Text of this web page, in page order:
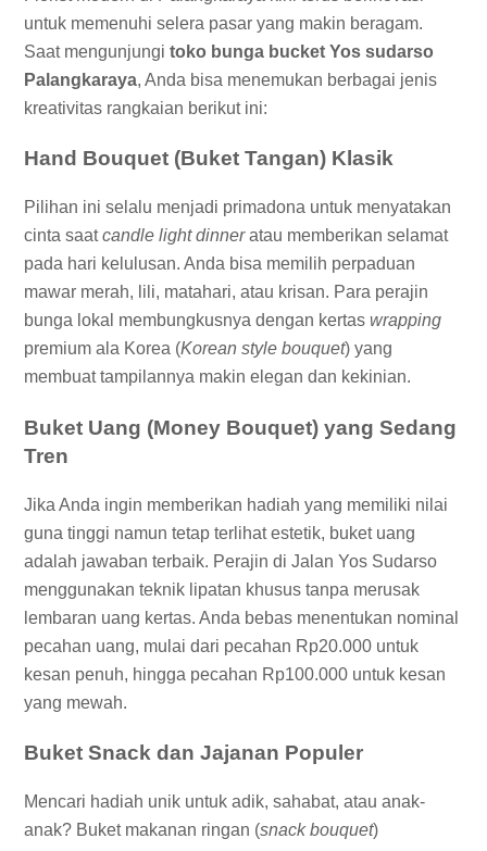
untuk memenuhi selera pasar yang makin beragam.
Saat mengunjungitoko bunga bucket Yos sudarso
Palangkaraya, Anda bisa menemukan berbagai jenis
kreativitas rangkaian berikut ini:
Hand Bouquet (Buket Tangan) Klasik
Pilihan ini selalu menjadi primadona untuk menyatakan
cinta saatcandle light dinneratau memberikan selamat
pada hari kelulusan. Anda bisa memilih perpaduan
mawar merah, lili, matahari, atau krisan. Para perajin
bunga lokal membungkusnya dengan kertaswrapping
premium ala Korea (Korean style bouquet) yang
membuat tampilannya makin elegan dan kekinian.
Buket Uang (Money Bouquet) yang Sedang
Tren
Jika Anda ingin memberikan hadiah yang memiliki nilai
guna tinggi namun tetap terlihat estetik, buket uang
adalah jawaban terbaik. Perajin di Jalan Yos Sudarso
menggunakan teknik lipatan khusus tanpa merusak
lembaran uang kertas. Anda bebas menentukan nominal
pecahan uang, mulai dari pecahan Rp20.000 untuk
kesan penuh, hingga pecahan Rp100.000 untuk kesan
yang mewah.
Buket Snack dan Jajanan Populer
Mencari hadiah unik untuk adik, sahabat, atau anak-
anak? Buket makanan ringan (snack bouquet)